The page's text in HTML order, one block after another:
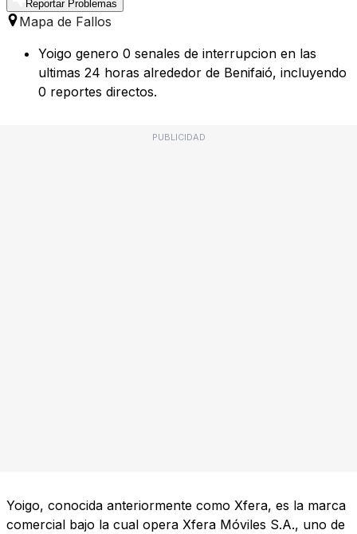
Reportar Problemas
Mapa de Fallos
Yoigo genero 0 senales de interrupcion en las
ultimas 24 horas alrededor de Benifaió, incluyendo
0 reportes directos.
PUBLICIDAD
Yoigo, conocida anteriormente como Xfera, es la marca
comercial bajo la cual opera Xfera Móviles S.A., uno de